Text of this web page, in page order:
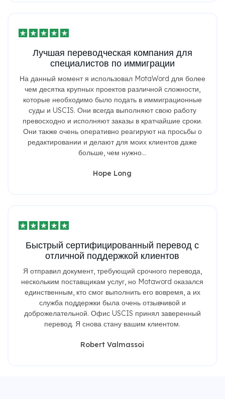
Лучшая переводческая компания для
специалистов по иммиграции
На данный момент я использовал MotaWord для более
чем десятка крупных проектов различной сложности,
которые необходимо было подать в иммиграционные
суды и USCIS. Они всегда выполняют свою работу
превосходно и исполняют заказы в кратчайшие сроки.
Они также очень оперативно реагируют на просьбы о
редактировании и делают для моих клиентов даже
больше, чем нужно...
Hope Long
Быстрый сертифицированный перевод с
отличной поддержкой клиентов
Я отправил документ, требующий срочного перевода,
нескольким поставщикам услуг, но Motaword оказался
единственным, кто смог выполнить его вовремя, а их
служба поддержки была очень отзывчивой и
доброжелательной. Офис USCIS принял заверенный
перевод. Я снова стану вашим клиентом.
Robert Valmassoi